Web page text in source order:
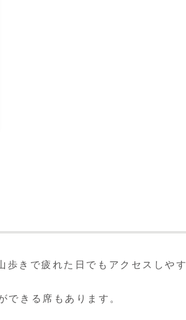
歩きで疲れた日でもアクセスしやす
できる席もあります。